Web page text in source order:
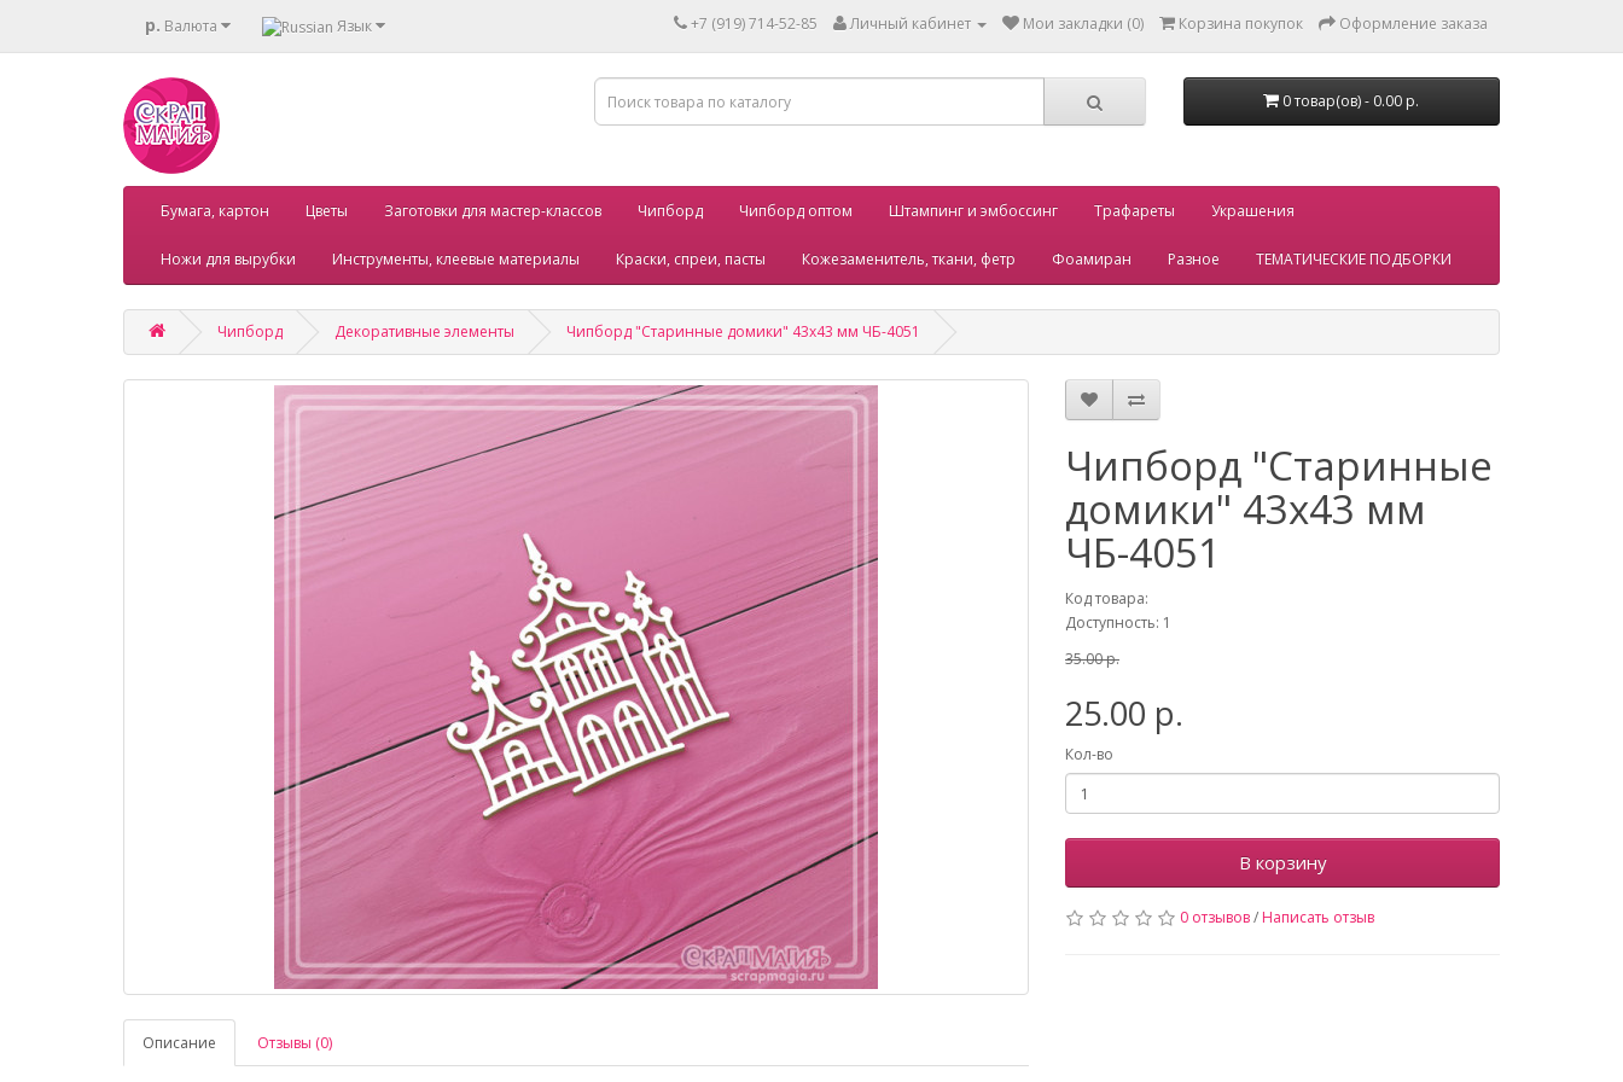
р. Валюта Язык +7 (919) 714-52-85 Личный кабинет Мои закладки (0) Корзина покупок Оформление заказа
0 товар(ов) - 0.00 р.
Бумага, картон Цветы Заготовки для мастер-классов Чипборд Чипборд оптом Штампинг и эмбоссинг Трафареты Украшения
Ножи для вырубки Инструменты, клеевые материалы Краски, спреи, пасты Кожезаменитель, ткани, фетр Фоамиран Разное ТЕМАТИЧЕСКИЕ ПОДБОРКИ
Чипборд Декоративные элементы Чипборд "Старинные домики" 43х43 мм ЧБ-4051
Описание Отзывы (0)
Чипборд "Старинные
домики" 43х43 мм
ЧБ-4051
Код товара:
Доступность: 1
35.00 р.
25.00 р.
Кол-во
В корзину
0 отзывов/ Написать отзыв